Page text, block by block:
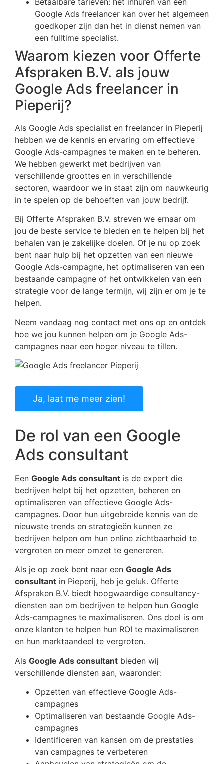
Google Ads freelancer kan over het algemeen
goedkoper zijn dan het in dienst nemen van
een fulltime specialist.
Waarom kiezen voor Offerte
Afspraken B.V. als jouw
Google Ads freelancer in
Pieperij?
Als Google Ads specialist en freelancer in Pieperij
hebben we de kennis en ervaring om effectieve
Google Ads-campagnes te maken en te beheren.
We hebben gewerkt met bedrijven van
verschillende groottes en in verschillende
sectoren, waardoor we in staat zijn om nauwkeurig
in te spelen op de behoeften van jouw bedrijf.
Bij Offerte Afspraken B.V. streven we ernaar om
jou de beste service te bieden en te helpen bij het
behalen van je zakelijke doelen. Of je nu op zoek
bent naar hulp bij het opzetten van een nieuwe
Google Ads-campagne, het optimaliseren van een
bestaande campagne of het ontwikkelen van een
strategie voor de lange termijn, wij zijn er om je te
helpen.
Neem vandaag nog contact met ons op en ontdek
hoe we jou kunnen helpen om je Google Ads-
campagnes naar een hoger niveau te tillen.
Ja, laat me meer zien!
De rol van een Google
Ads consultant
Een Google Ads consultant is de expert die
bedrijven helpt bij het opzetten, beheren en
optimaliseren van effectieve Google Ads-
campagnes. Door hun uitgebreide kennis van de
nieuwste trends en strategieën kunnen ze
bedrijven helpen om hun online zichtbaarheid te
vergroten en meer omzet te genereren.
Als je op zoek bent naar een Google Ads
consultant in Pieperij, heb je geluk. Offerte
Afspraken B.V. biedt hoogwaardige consultancy-
diensten aan om bedrijven te helpen hun Google
Ads-campagnes te maximaliseren. Ons doel is om
onze klanten te helpen hun ROI te maximaliseren
en hun marktaandeel te vergroten.
Als Google Ads consultant bieden wij
verschillende diensten aan, waaronder:
Opzetten van effectieve Google Ads-
campagnes
Optimaliseren van bestaande Google Ads-
campagnes
Identificeren van kansen om de prestaties
van campagnes te verbeteren